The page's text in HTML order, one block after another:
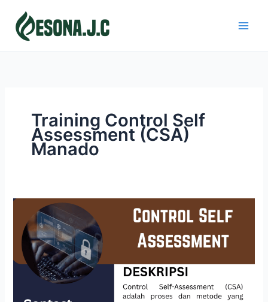
content
Training Control Self
Assessment (CSA)
Manado
CONTROL
SELF
ASSESSMENT
(CSA)